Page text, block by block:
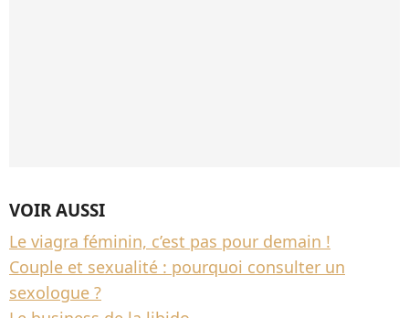
VOIR AUSSI
Le viagra féminin, c’est pas pour demain !
Couple et sexualité : pourquoi consulter un
sexologue ?